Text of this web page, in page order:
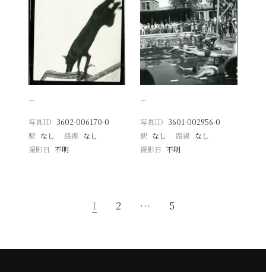
−
写真ID 3602-006170-0
駅 なし 路線 なし
撮影日
不明
−
写真ID 3601-002956-0
駅 なし 路線 なし
撮影日 不明
1 2 … 5